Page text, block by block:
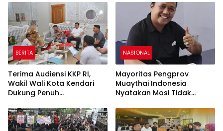
Rimau New World Terseret
Dugaan Pencucian Uang
BERITA
Terima Audiensi KKP RI,
Wakil Wali Kota Kendari
Dukung Penuh
Pesisir di Tiga Kelurahan
NASIONAL
Mayoritas Pengprov
Muaythai Indonesia
Nyatakan Mosi Tidak
Mattalitti